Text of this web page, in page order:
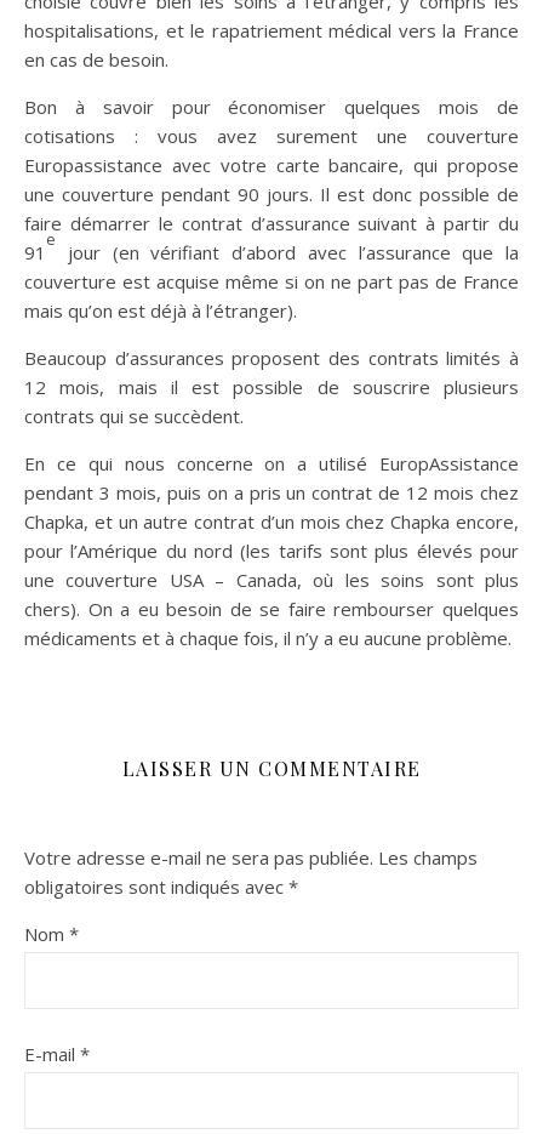
hospitalisations, et le rapatriement médical vers la France
en cas de besoin.
Bon à savoir pour économiser quelques mois de
cotisations : vous avez surement une couverture
Europassistance avec votre carte bancaire, qui propose
une couverture pendant 90 jours. Il est donc possible de
faire démarrer le contrat d’assurance suivant à partir du
91
e
jour (en vérifiant d’abord avec l’assurance que la
couverture est acquise même si on ne part pas de France
mais qu’on est déjà à l’étranger).
Beaucoup d’assurances proposent des contrats limités à
12 mois, mais il est possible de souscrire plusieurs
contrats qui se succèdent.
En ce qui nous concerne on a utilisé EuropAssistance
pendant 3 mois, puis on a pris un contrat de 12 mois chez
Chapka, et un autre contrat d’un mois chez Chapka encore,
pour l’Amérique du nord (les tarifs sont plus élevés pour
une couverture USA – Canada, où les soins sont plus
chers). On a eu besoin de se faire rembourser quelques
médicaments et à chaque fois, il n’y a eu aucune problème.
LAISSER UN COMMENTAIRE
Votre adresse e-mail ne sera pas publiée. Les champs
obligatoires sont indiqués avec *
Nom *
E-mail *